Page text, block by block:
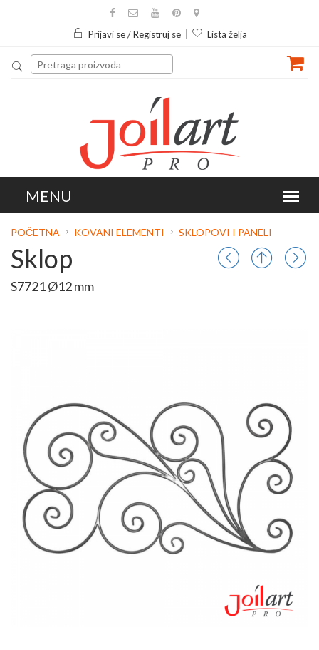
Prijavi se / Registruj se Lista želja
POČETNA KOVANI ELEMENTI SKLOPOVI I PANELI
Sklop
S7721 Ø12 mm